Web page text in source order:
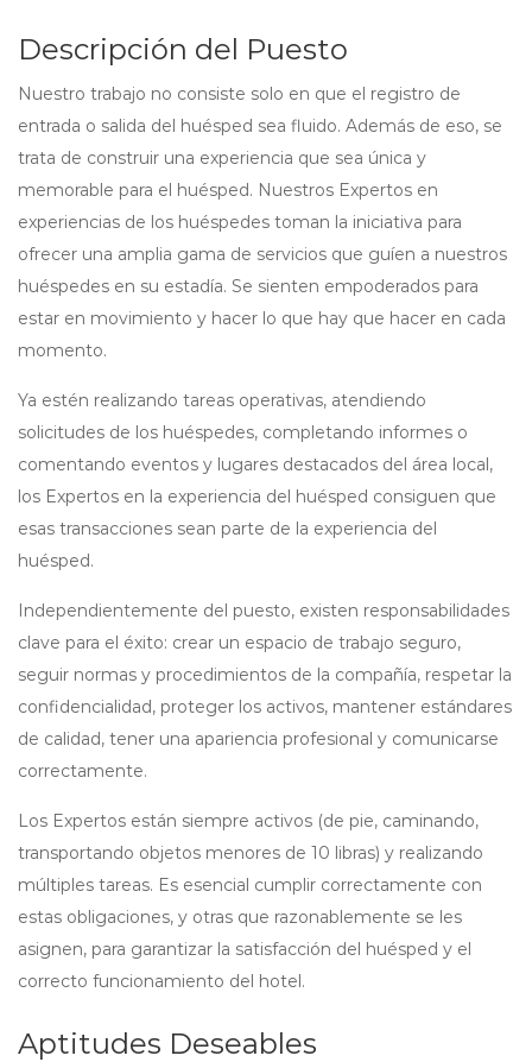
Descripción del Puesto
Nuestro trabajo no consiste solo en que el registro de
entrada o salida del huésped sea fluido. Además de eso, se
trata de construir una experiencia que sea única y
memorable para el huésped. Nuestros Expertos en
experiencias de los huéspedes toman la iniciativa para
ofrecer una amplia gama de servicios que guíen a nuestros
huéspedes en su estadía. Se sienten empoderados para
estar en movimiento y hacer lo que hay que hacer en cada
momento.
Ya estén realizando tareas operativas, atendiendo
solicitudes de los huéspedes, completando informes o
comentando eventos y lugares destacados del área local,
los Expertos en la experiencia del huésped consiguen que
esas transacciones sean parte de la experiencia del
huésped.
Independientemente del puesto, existen responsabilidades
clave para el éxito: crear un espacio de trabajo seguro,
seguir normas y procedimientos de la compañía, respetar la
confidencialidad, proteger los activos, mantener estándares
de calidad, tener una apariencia profesional y comunicarse
correctamente.
Los Expertos están siempre activos (de pie, caminando,
transportando objetos menores de 10 libras) y realizando
múltiples tareas. Es esencial cumplir correctamente con
estas obligaciones, y otras que razonablemente se les
asignen, para garantizar la satisfacción del huésped y el
correcto funcionamiento del hotel.
Aptitudes Deseables